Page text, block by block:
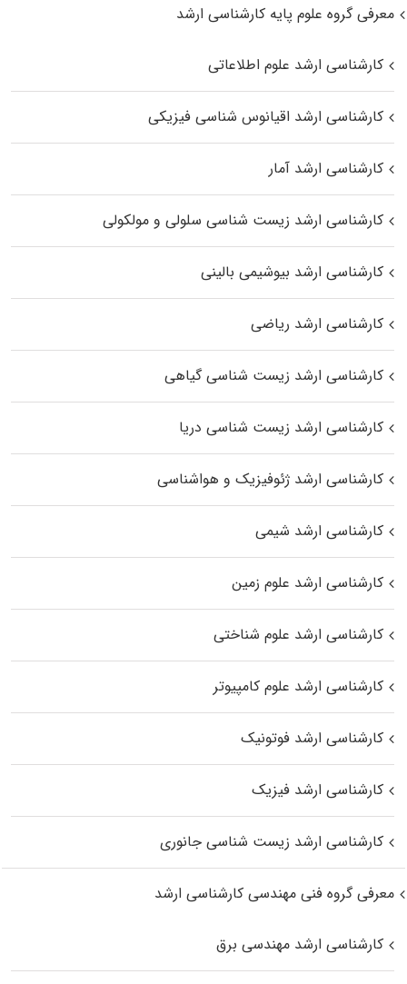
معرفی گروه علوم پایه کارشناسی ارشد
کارشناسی ارشد علوم اطلاعاتی
کارشناسی ارشد اقیانوس‌ شناسی فیزیکی
کارشناسی ارشد آمار
کارشناسی ارشد زیست شناسی سلولی و مولکولی
کارشناسی ارشد بیوشیمی بالینی
کارشناسی ارشد ریاضی
کارشناسی ارشد زیست‌ شناسی گیاهی
کارشناسی ارشد زیست‌ شناسی دریا
کارشناسی ارشد ژئوفیزیک و هواشناسی
کارشناسی ارشد شیمی
کارشناسی ارشد علوم زمین
کارشناسی ارشد علوم شناختی
کارشناسی ارشد علوم کامپیوتر
کارشناسی ارشد فوتونیک
کارشناسی ارشد فیزیک
کارشناسی ارشد زیست‌ شناسی جانوری
معرفی گروه فنی مهندسی کارشناسی ارشد
کارشناسی ارشد مهندسی برق